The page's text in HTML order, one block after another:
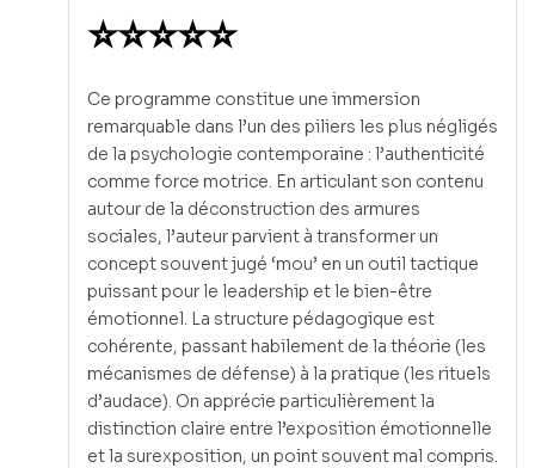
⭐⭐⭐⭐⭐
Ce programme constitue une immersion
remarquable dans l’un des piliers les plus négligés
de la psychologie contemporaine : l’authenticité
comme force motrice. En articulant son contenu
autour de la déconstruction des armures
sociales, l’auteur parvient à transformer un
concept souvent jugé ‘mou’ en un outil tactique
puissant pour le leadership et le bien-être
émotionnel. La structure pédagogique est
cohérente, passant habilement de la théorie (les
mécanismes de défense) à la pratique (les rituels
d’audace). On apprécie particulièrement la
distinction claire entre l’exposition émotionnelle
et la surexposition, un point souvent mal compris.